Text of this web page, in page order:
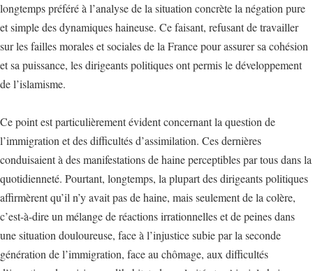
longtemps préféré à l’analyse de la situation concrète la négation pure
et simple des dynamiques haineuse. Ce faisant, refusant de travailler
sur les failles morales et sociales de la France pour assurer sa cohésion
et sa puissance, les dirigeants politiques ont permis le développement
de l’islamisme.
Ce point est particulièrement évident concernant la question de
l’immigration et des difficultés d’assimilation. Ces dernières
conduisaient à des manifestations de haine perceptibles par tous dans la
quotidienneté. Pourtant, longtemps, la plupart des dirigeants politiques
affirmèrent qu’il n’y avait pas de haine, mais seulement de la colère,
c’est-à-dire un mélange de réactions irrationnelles et de peines dans
une situation douloureuse, face à l’injustice subie par la seconde
génération de l’immigration, face au chômage, aux difficultés